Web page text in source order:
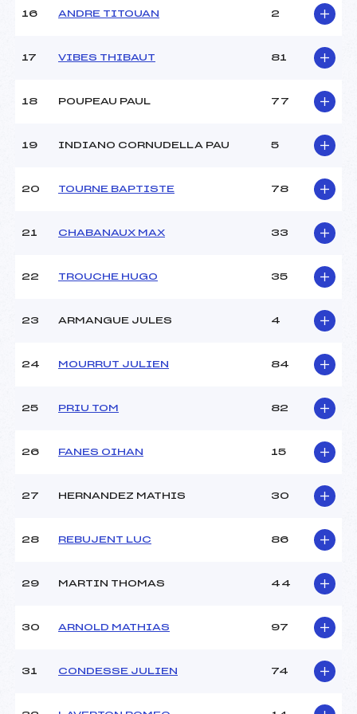
Pénalité appliquée :
155.2900
16 ANDRE TITOUAN 2
17 VIBES THIBAUT 81
18 POUPEAU PAUL 77
19 INDIANO CORNUDELLA PAU 5
20 TOURNE BAPTISTE 78
21 CHABANAUX MAX 33
22 TROUCHE HUGO 35
23 ARMANGUE JULES 4
24 MOURRUT JULIEN 84
25 PRIU TOM 82
26 FANES OIHAN 15
27 HERNANDEZ MATHIS 30
28 REBUJENT LUC 86
29 MARTIN THOMAS 44
30 ARNOLD MATHIAS 97
31 CONDESSE JULIEN 74